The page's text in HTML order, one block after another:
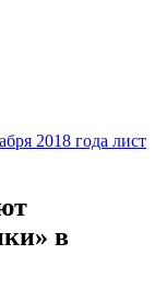
в